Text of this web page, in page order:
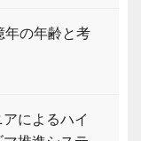
年の年齢と考
によるハイ